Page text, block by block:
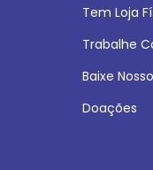
Tem Loja
Trabalhe
Baixe
Doações